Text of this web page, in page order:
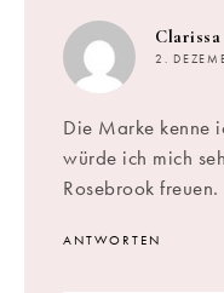
Clarissa
2.
Die Marke kenne
würde ich mich
Rosebrook freuen.
ANTWORTEN